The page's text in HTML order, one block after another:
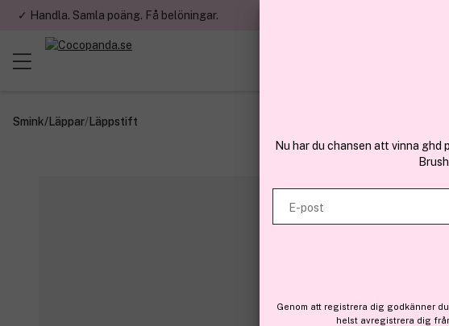
✓ Handla. Samla poäng. Få belöningar.
Smink/Läppar/Läppstift
Nu har du chansen att vinna
E-post
Genom att registrera dig godkänner
helst avregistrera dig